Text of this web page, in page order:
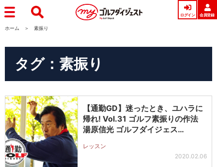
ログイン 会員登録
ホーム 素振り
タグ：素振り
【通勤GD】迷ったとき、ユハラに
帰れ! Vol.31 ゴルフ素振りの作法
湯原信光 ゴルフダイジェス…
レッスン
2020.02.06